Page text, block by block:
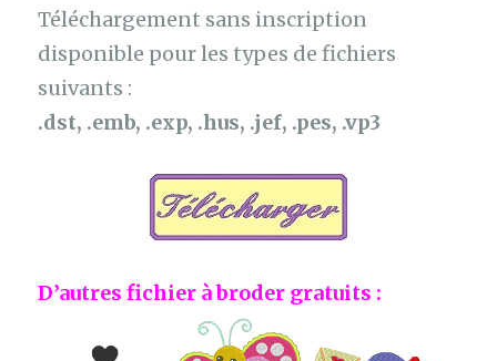
Téléchargement sans inscription
disponible pour les types de fichiers
suivants :
.dst, .emb, .exp, .hus, .jef, .pes, .vp3
D’autres fichier à broder gratuits :